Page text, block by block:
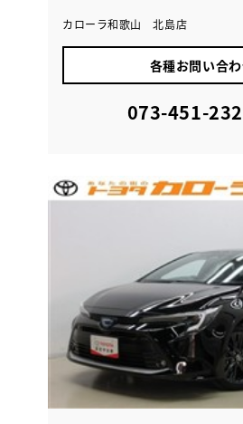
カローラ和歌山 北島店
各種お問い合
073-451-